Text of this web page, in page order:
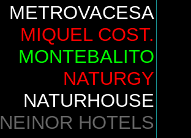
METROVACESA
MIQUEL COST.
MONTEBALITO
NATURGY
NATURHOUSE
NEINOR HOTELS